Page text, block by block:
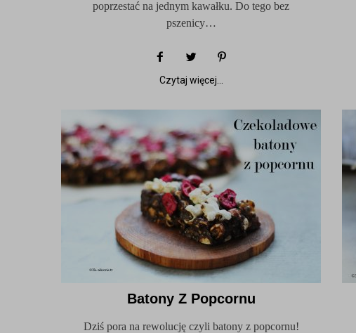
poprzestać na jednym kawałku. Do tego bez
pszenicy…
Czytaj więcej...
Batony Z Popcornu
Dziś pora na rewolucję czyli batony z popcornu!